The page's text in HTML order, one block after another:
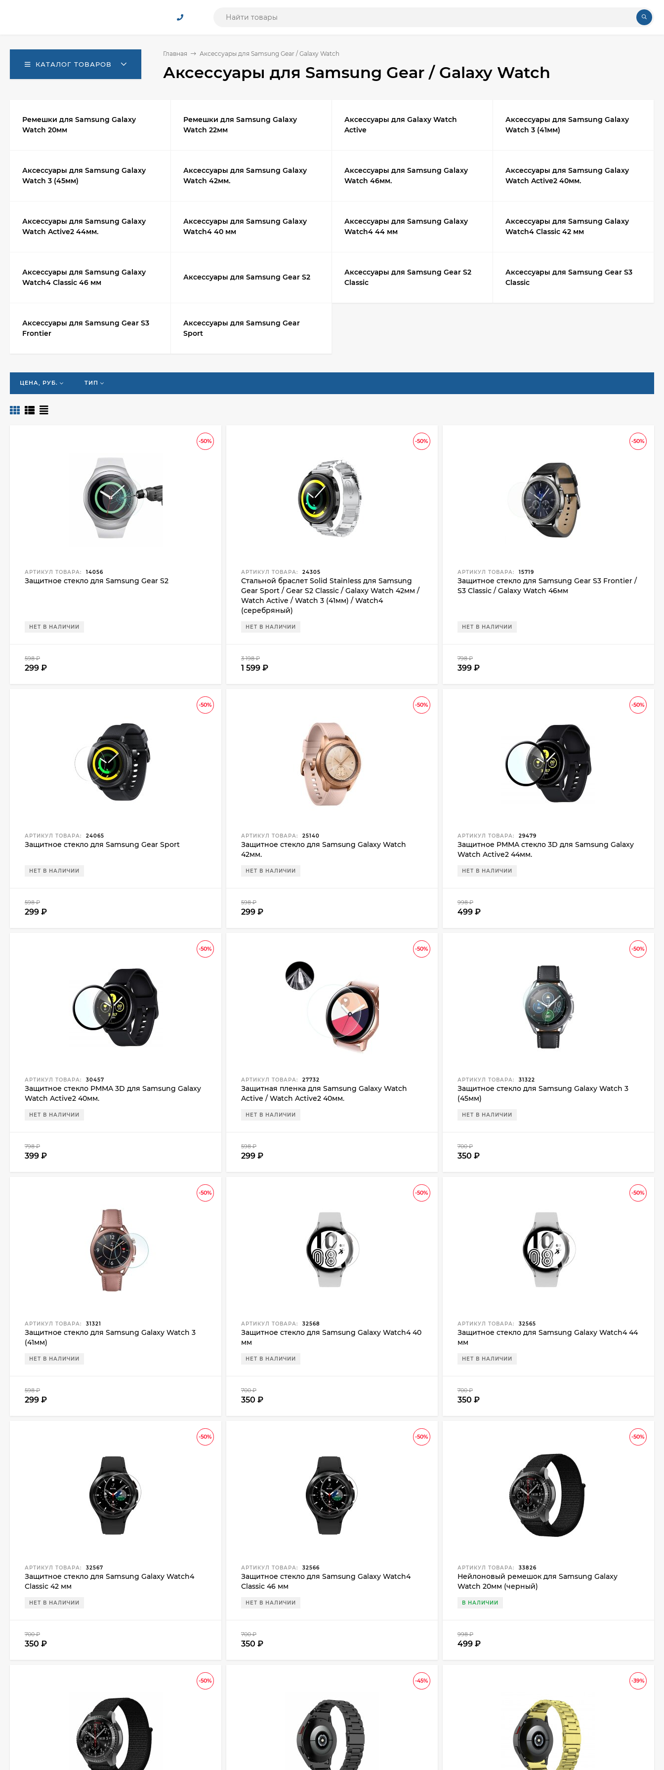
КАТАЛОГ ТОВАРОВ
Главная Аксессуары для Samsung Gear / Galaxy Watch
Аксессуары для Samsung Gear / Galaxy Watch
Ремешки для Samsung Galaxy
Watch 20мм
Ремешки для Samsung Galaxy
Watch 22мм
Аксессуары для Galaxy Watch
Active
Аксессуары для Samsung Galaxy
Watch 3 (41мм)
Аксессуары для Samsung Galaxy
Watch 3 (45мм)
Аксессуары для Samsung Galaxy
Watch 42мм.
Аксессуары для Samsung Galaxy
Watch 46мм.
Аксессуары для Samsung Galaxy
Watch Active2 40мм.
Аксессуары для Samsung Galaxy
Watch Active2 44мм.
Аксессуары для Samsung Galaxy
Watch4 40 мм
Аксессуары для Samsung Galaxy
Watch4 44 мм
Аксессуары для Samsung Galaxy
Watch4 Classic 42 мм
Аксессуары для Samsung Galaxy
Watch4 Classic 46 мм
Аксессуары для Samsung Gear S2
Аксессуары для Samsung Gear S2
Classic
Аксессуары для Samsung Gear S3
Classic
Аксессуары для Samsung Gear S3
Frontier
Аксессуары для Samsung Gear
Sport
ЦЕНА, РУБ. ТИП
-50%
АРТИКУЛ ТОВАРА: 14056
Защитное стекло для Samsung Gear S2
НЕТ В НАЛИЧИИ
598₽
299 ₽
-50%
АРТИКУЛ ТОВАРА: 24305
Стальной браслет Solid Stainless для Samsung
Gear Sport / Gear S2 Classic / Galaxy Watch 42мм /
Watch Active / Watch 3 (41мм) / Watch4
(серебряный)
НЕТ В НАЛИЧИИ
3 198₽
1 599 ₽
-50%
АРТИКУЛ ТОВАРА: 15719
Защитное стекло для Samsung Gear S3 Frontier /
S3 Classic / Galaxy Watch 46мм
НЕТ В НАЛИЧИИ
798₽
399 ₽
-50%
АРТИКУЛ ТОВАРА: 24065
Защитное стекло для Samsung Gear Sport
НЕТ В НАЛИЧИИ
598₽
299 ₽
-50%
АРТИКУЛ ТОВАРА: 25140
Защитное стекло для Samsung Galaxy Watch
42мм.
НЕТ В НАЛИЧИИ
598₽
299 ₽
-50%
АРТИКУЛ ТОВАРА: 29479
Защитное PMMA стекло 3D для Samsung Galaxy
Watch Active2 44мм.
НЕТ В НАЛИЧИИ
998₽
499 ₽
-50%
АРТИКУЛ ТОВАРА: 30457
Защитное стекло PMMA 3D для Samsung Galaxy
Watch Active2 40мм.
НЕТ В НАЛИЧИИ
798₽
399 ₽
-50%
АРТИКУЛ ТОВАРА: 27732
Защитная пленка для Samsung Galaxy Watch
Active / Watch Active2 40мм.
НЕТ В НАЛИЧИИ
598₽
299 ₽
-50%
АРТИКУЛ ТОВАРА: 31322
Защитное стекло для Samsung Galaxy Watch 3
(45мм)
НЕТ В НАЛИЧИИ
700₽
350 ₽
-50%
АРТИКУЛ ТОВАРА: 31321
Защитное стекло для Samsung Galaxy Watch 3
(41мм)
НЕТ В НАЛИЧИИ
598₽
299 ₽
-50%
АРТИКУЛ ТОВАРА: 32568
Защитное стекло для Samsung Galaxy Watch4 40
мм
НЕТ В НАЛИЧИИ
700₽
350 ₽
-50%
АРТИКУЛ ТОВАРА: 32565
Защитное стекло для Samsung Galaxy Watch4 44
мм
НЕТ В НАЛИЧИИ
700₽
350 ₽
-50%
АРТИКУЛ ТОВАРА: 32567
Защитное стекло для Samsung Galaxy Watch4
Classic 42 мм
НЕТ В НАЛИЧИИ
700₽
350 ₽
-50%
АРТИКУЛ ТОВАРА: 32566
Защитное стекло для Samsung Galaxy Watch4
Classic 46 мм
НЕТ В НАЛИЧИИ
700₽
350 ₽
-50%
АРТИКУЛ ТОВАРА: 33826
Нейлоновый ремешок для Samsung Galaxy
Watch 20мм (черный)
В НАЛИЧИИ
998₽
499 ₽
-50% -45% -39%